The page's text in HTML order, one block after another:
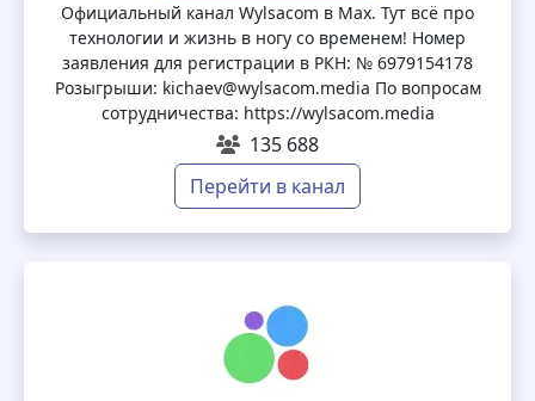
Официальный канал Wylsacom в Max. Тут всё про
технологии и жизнь в ногу со временем! Номер
заявления для регистрации в РКН: № 6979154178
Розыгрыши: kichaev@wylsacom.media По вопросам
сотрудничества: https://wylsacom.media
135 688
Перейти в канал